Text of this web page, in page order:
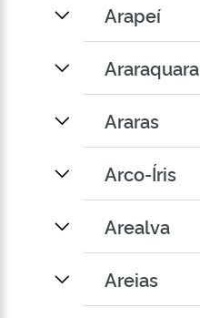
Arapeí
Araraquara
Araras
Arco-Íris
Arealva
Areias